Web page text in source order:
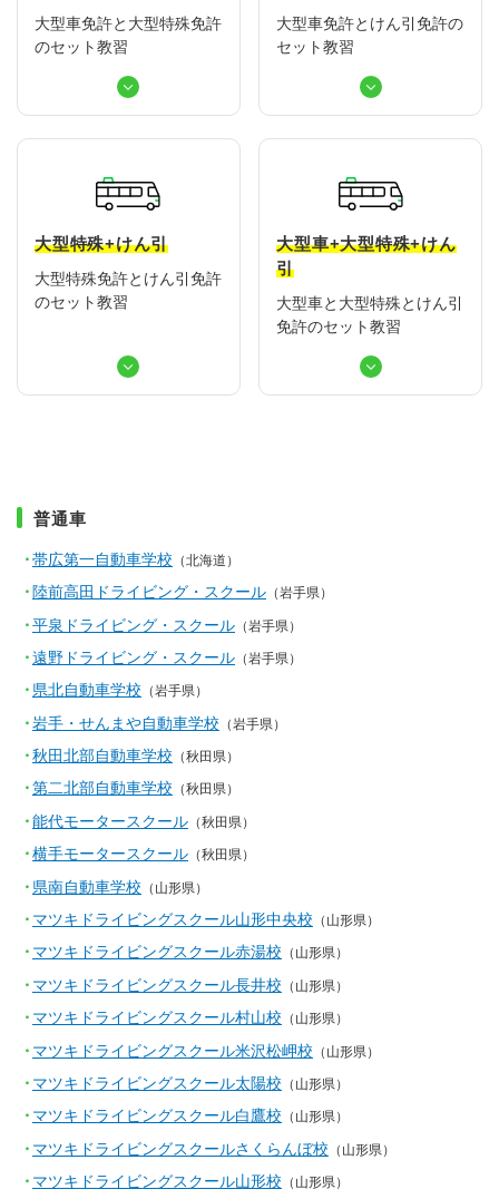
大型車免許と大型特殊免許
のセット教習
大型車免許とけん引免許の
セット教習
大型特殊+けん引
大型特殊免許とけん引免許
のセット教習
大型車+大型特殊+けん
引
大型車と大型特殊とけん引
免許のセット教習
普通車
帯広第一自動車学校 （北海道）
陸前高田ドライビング・スクール （岩手県）
平泉ドライビング・スクール （岩手県）
遠野ドライビング・スクール （岩手県）
県北自動車学校 （岩手県）
岩手・せんまや自動車学校 （岩手県）
秋田北部自動車学校 （秋田県）
第二北部自動車学校 （秋田県）
能代モータースクール （秋田県）
横手モータースクール （秋田県）
県南自動車学校 （山形県）
マツキドライビングスクール山形中央校 （山形県）
マツキドライビングスクール赤湯校 （山形県）
マツキドライビングスクール長井校 （山形県）
マツキドライビングスクール村山校 （山形県）
マツキドライビングスクール米沢松岬校 （山形県）
マツキドライビングスクール太陽校 （山形県）
マツキドライビングスクール白鷹校 （山形県）
マツキドライビングスクールさくらんぼ校 （山形県）
マツキドライビングスクール山形校 （山形県）